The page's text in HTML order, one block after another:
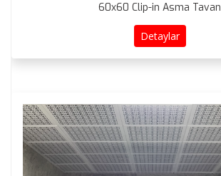
60x60 Clip-in Asma Tavan
Detaylar